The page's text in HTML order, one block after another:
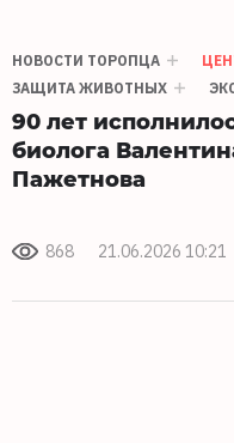
НОВОСТИ ТОРОПЦА
ЗАЩИТА ЖИВОТНЫХ
90 лет
биолога
Пажетнова
868 21.06.2026 10:21